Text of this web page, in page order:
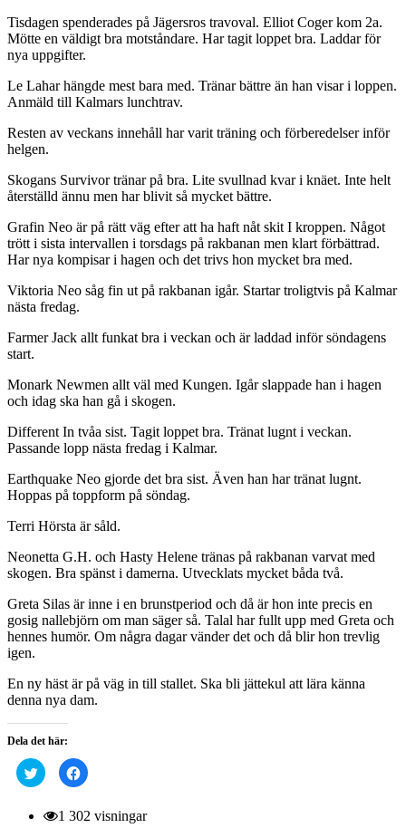
Tisdagen spenderades på Jägersros travoval. Elliot Coger kom 2a.
Mötte en väldigt bra motståndare. Har tagit loppet bra. Laddar för
nya uppgifter.
Le Lahar hängde mest bara med. Tränar bättre än han visar i loppen.
Anmäld till Kalmars lunchtrav.
Resten av veckans innehåll har varit träning och förberedelser inför
helgen.
Skogans Survivor tränar på bra. Lite svullnad kvar i knäet. Inte helt
återställd ännu men har blivit så mycket bättre.
Grafin Neo är på rätt väg efter att ha haft nåt skit I kroppen. Något
trött i sista intervallen i torsdags på rakbanan men klart förbättrad.
Har nya kompisar i hagen och det trivs hon mycket bra med.
Viktoria Neo såg fin ut på rakbanan igår. Startar troligtvis på Kalmar
nästa fredag.
Farmer Jack allt funkat bra i veckan och är laddad inför söndagens
start.
Monark Newmen allt väl med Kungen. Igår slappade han i hagen
och idag ska han gå i skogen.
Different In tvåa sist. Tagit loppet bra. Tränat lugnt i veckan.
Passande lopp nästa fredag i Kalmar.
Earthquake Neo gjorde det bra sist. Även han har tränat lugnt.
Hoppas på toppform på söndag.
Terri Hörsta är såld.
Neonetta G.H. och Hasty Helene tränas på rakbanan varvat med
skogen. Bra spänst i damerna. Utvecklats mycket båda två.
Greta Silas är inne i en brunstperiod och då är hon inte precis en
gosig nallebjörn om man säger så. Talal har fullt upp med Greta och
hennes humör. Om några dagar vänder det och då blir hon trevlig
igen.
En ny häst är på väg in till stallet. Ska bli jättekul att lära känna
denna nya dam.
Dela det här:
Klicka
för
på
Twitter
Klicka
för
på
Facebook
1 302 visningar